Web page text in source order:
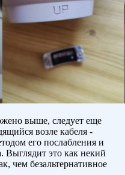
выше, следует еще
возле кабеля -
его послабления и
Выглядит это как некий
чем безальтернативное